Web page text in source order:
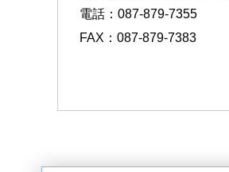
電話：087-879-7355
FAX：087-879-7383